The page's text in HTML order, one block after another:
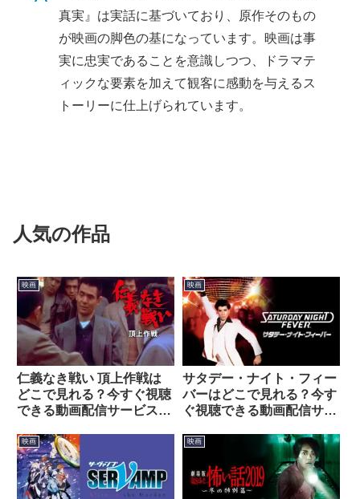
真実』は実話に基づいており、原作そのもの
が映画の脚色の基になっています。映画は事
実に忠実であることを意識しつつ、ドラマテ
ィックな要素を加えて観客に感動を与えるス
トーリーに仕上げられています。
人気の作品
映画
仁義なき戦い 頂上作戦は
どこで見れる？今すぐ視聴
できる動画配信サービスを
映画
サタデー・ナイト・フィー
バーはどこで見れる？今す
ぐ視聴できる動画配信サー
映画 映画